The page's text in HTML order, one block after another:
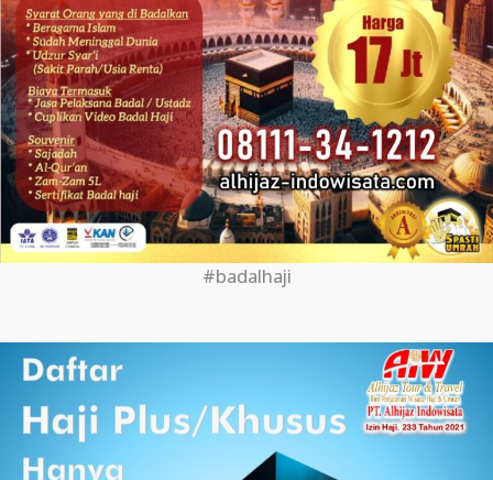
#badalhaji